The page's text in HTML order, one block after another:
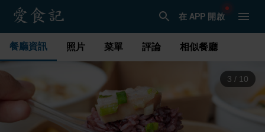
在 APP 開啟
餐廳資訊 照片 菜單 評論 相似餐廳
3 / 10